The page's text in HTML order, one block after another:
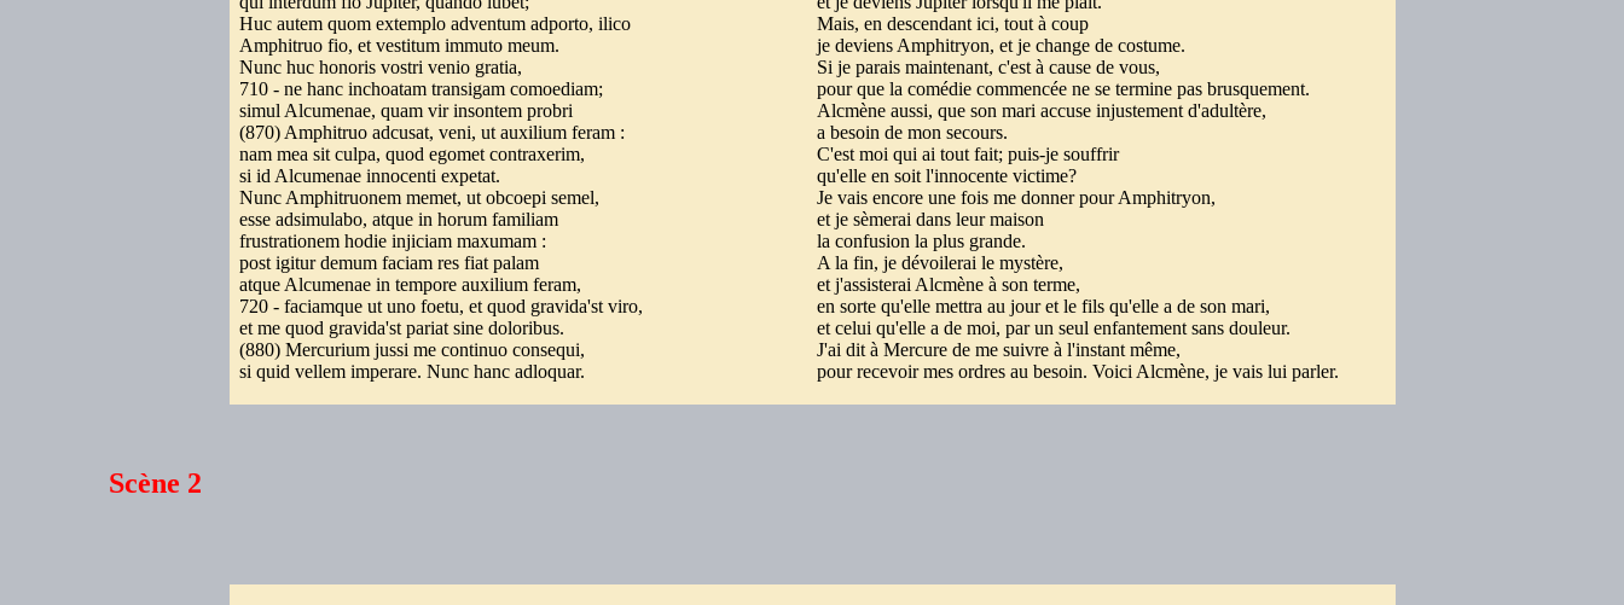
Huc autem quom extemplo adventum adporto, ilico
Amphitruo fio, et vestitum immuto meum.
Nunc huc honoris vostri venio gratia,
Mais, en descendant ici, tout à coup
je deviens Amphitryon, et je change de costume.
Si je parais maintenant, c'est à cause de vous,
710 - ne hanc inchoatam transigam comoediam;
simul Alcumenae, quam vir insontem probri
(870) Amphitruo adcusat, veni, ut auxilium feram :
nam mea sit culpa, quod egomet contraxerim,
si id Alcumenae innocenti expetat.
Nunc Amphitruonem memet, ut obcoepi semel,
esse adsimulabo, atque in horum familiam
frustrationem hodie injiciam maxumam :
post igitur demum faciam res fiat palam
atque Alcumenae in tempore auxilium feram,
pour que la comédie commencée ne se termine pas brusquement.
Alcmène aussi, que son mari accuse injustement d'adultère,
a besoin de mon secours.
C'est moi qui ai tout fait; puis-je souffrir
qu'elle en soit l'innocente victime?
Je vais encore une fois me donner pour Amphitryon,
et je sèmerai dans leur maison
la confusion la plus grande.
A la fin, je dévoilerai le mystère,
et j'assisterai Alcmène à son terme,
720 - faciamque ut uno foetu, et quod gravida'st viro,
et me quod gravida'st pariat sine doloribus.
(880) Mercurium jussi me continuo consequi,
si quid vellem imperare. Nunc hanc adloquar.
en sorte qu'elle mettra au jour et le fils qu'elle a de son mari,
et celui qu'elle a de moi, par un seul enfantement sans douleur.
J'ai dit à Mercure de me suivre à l'instant même,
pour recevoir mes ordres au besoin. Voici Alcmène, je vais lui parler.
Scène 2